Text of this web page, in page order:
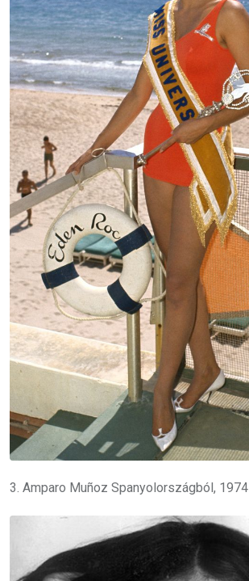
3. Amparo Muñoz Spanyolországból, 1974